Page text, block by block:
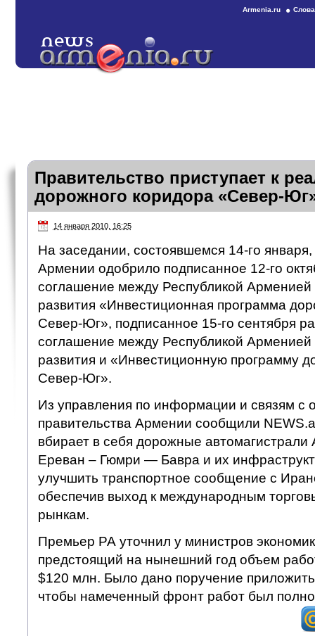
Armenia.ru
Правительство приступает к
дорожного коридора «Север-
14 января 2010, 16:25
На заседании, состоявшемся 14-го января,
Армении одобрило подписанное 12-го
соглашение между Республикой Арменией
развития «Инвестиционная программа
Север-Юг», подписанное 15-го сентября
соглашение между Республикой Арменией
развития и «Инвестиционную программу
Север-Юг».
Из управления по информации и связям с
правительства Армении сообщили
вбирает в себя дорожные автомагистрали
Ереван – Гюмри — Бавра и их
улучшить транспортное сообщение с
обеспечив выход к международным
рынкам.
Премьер РА уточнил у министров
предстоящий на нынешний год объем
$120 млн. Было дано поручение приложить
чтобы намеченный фронт работ был